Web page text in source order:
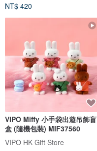
NT$ 420
VIPO Miffy 小手袋出遊吊飾盲
盒 (隨機包裝) MIF37560
VIPO HK Gift Store